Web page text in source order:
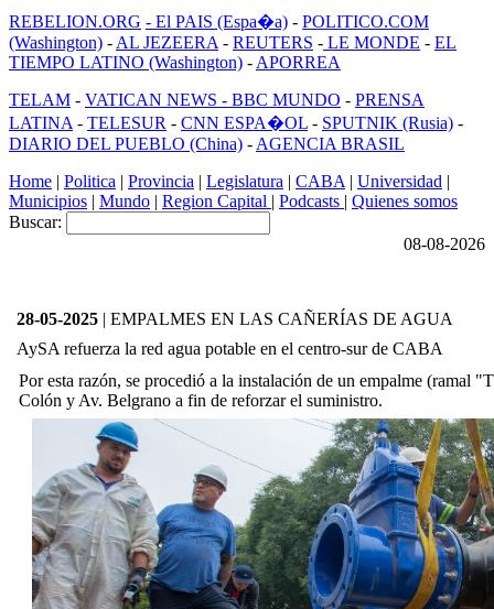
REBELION.ORG - El PAIS (Espa�a) - POLITICO.COM
(Washington) - AL JEZEERA - REUTERS - LE MONDE - EL
TIEMPO LATINO (Washington) - APORREA
TELAM - VATICAN NEWS - BBC MUNDO - PRENSA
LATINA - TELESUR - CNN ESPA�OL - SPUTNIK (Rusia) -
DIARIO DEL PUEBLO (China) - AGENCIA BRASIL
Home | Politica | Provincia | Legislatura | CABA | Universidad |
Municipios | Mundo | Region Capital | Podcasts | Quienes somos
Buscar:
08-08-2026
28-05-2025 | EMPALMES EN LAS CAÑERÍAS DE AGUA
AySA refuerza la red agua potable en el centro-sur de CABA
Por esta razón, se procedió a la instalación de un empalme (ramal
Colón y Av. Belgrano a fin de reforzar el suministro.